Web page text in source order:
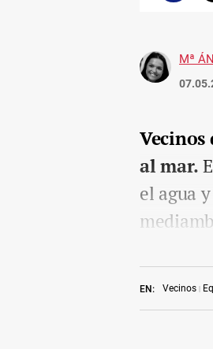
Mª
EN: Vecinos
Vecinos
al mar.
el agua